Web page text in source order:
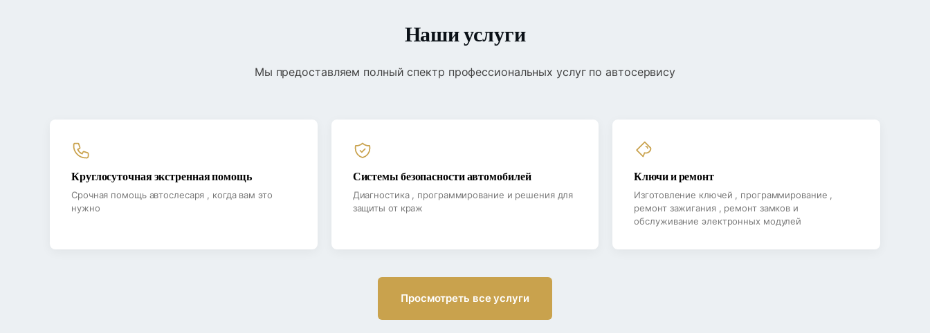
Наши услуги
Мы предоставляем полный спектр профессиональных услуг по автосервису
Круглосуточная экстренная помощь
Срочная помощь автослесаря , когда вам это
нужно
Системы безопасности автомобилей
Диагностика , программирование и решения для
защиты от краж
Ключи и ремонт
Изготовление ключей , программирование ,
ремонт зажигания , ремонт замков и
обслуживание электронных модулей
Просмотреть все услуги